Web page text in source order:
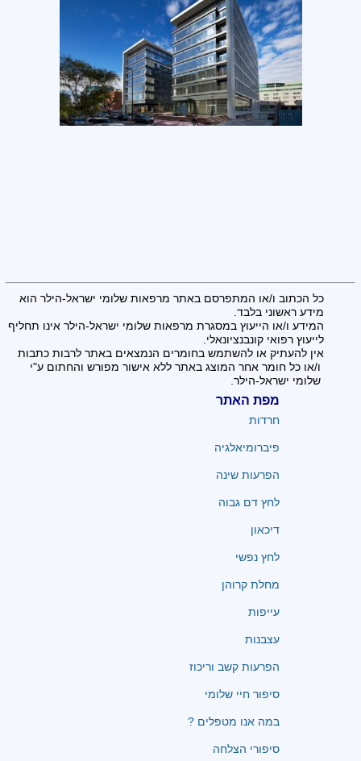
כל הכתוב ו/או המתפרסם באתר מרפאות שלומי ישראל-הילר הוא
מידע ראשוני בלבד.
המידע ו/או הייעוץ במסגרת מרפאות שלומי ישראל-הילר אינו תחליף
לייעוץ רפואי קונבנציונאלי.
אין להעתיק או להשתמש בחומרים הנמצאים באתר לרבות כתבות
ו/או כל חומר אחר המוצג באתר ללא אישור מפורש והחתום ע"י
שלומי ישראל-הילר.
מפת האתר
חרדות
פיברומיאלגיה
הפרעות שינה
לחץ דם גבוה
דיכאון
לחץ נפשי
מחלת קרוהן
עייפות
עצבנות
הפרעות קשב וריכוז
סיפור חיי שלומי
במה אנו מטפלים ?
סיפורי הצלחה